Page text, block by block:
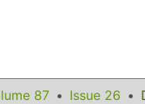
87 Issue 26